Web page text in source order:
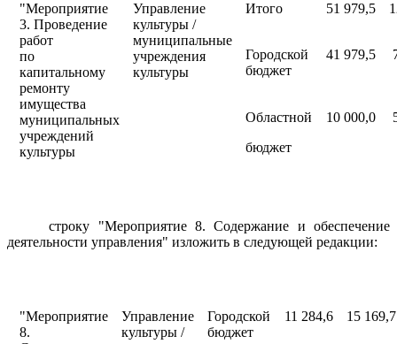
"Мероприятие
3. Проведение
работ
по
капитальному
ремонту
имущества
муниципальных
учреждений
культуры
Управление
культуры /
муниципальные
учреждения
культуры
Итого 51 979,5
Городской
бюджет
41 979,5
Областной
бюджет
10 000,0
строку "Мероприятие 8. Содержание и обеспечение
деятельности управления" изложить в следующей редакции:
"Мероприятие
8.
Управление
культуры /
Городской
бюджет
11 284,6 15 169,7